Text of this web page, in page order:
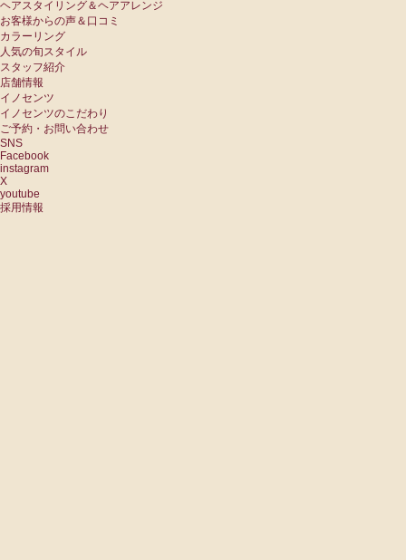
ヘアスタイリング＆ヘアアレンジ
お客様からの声＆口コミ
カラーリング
人気の旬スタイル
スタッフ紹介
店舗情報
イノセンツ
イノセンツのこだわり
ご予約・お問い合わせ
SNS
Facebook
instagram
X
youtube
採用情報